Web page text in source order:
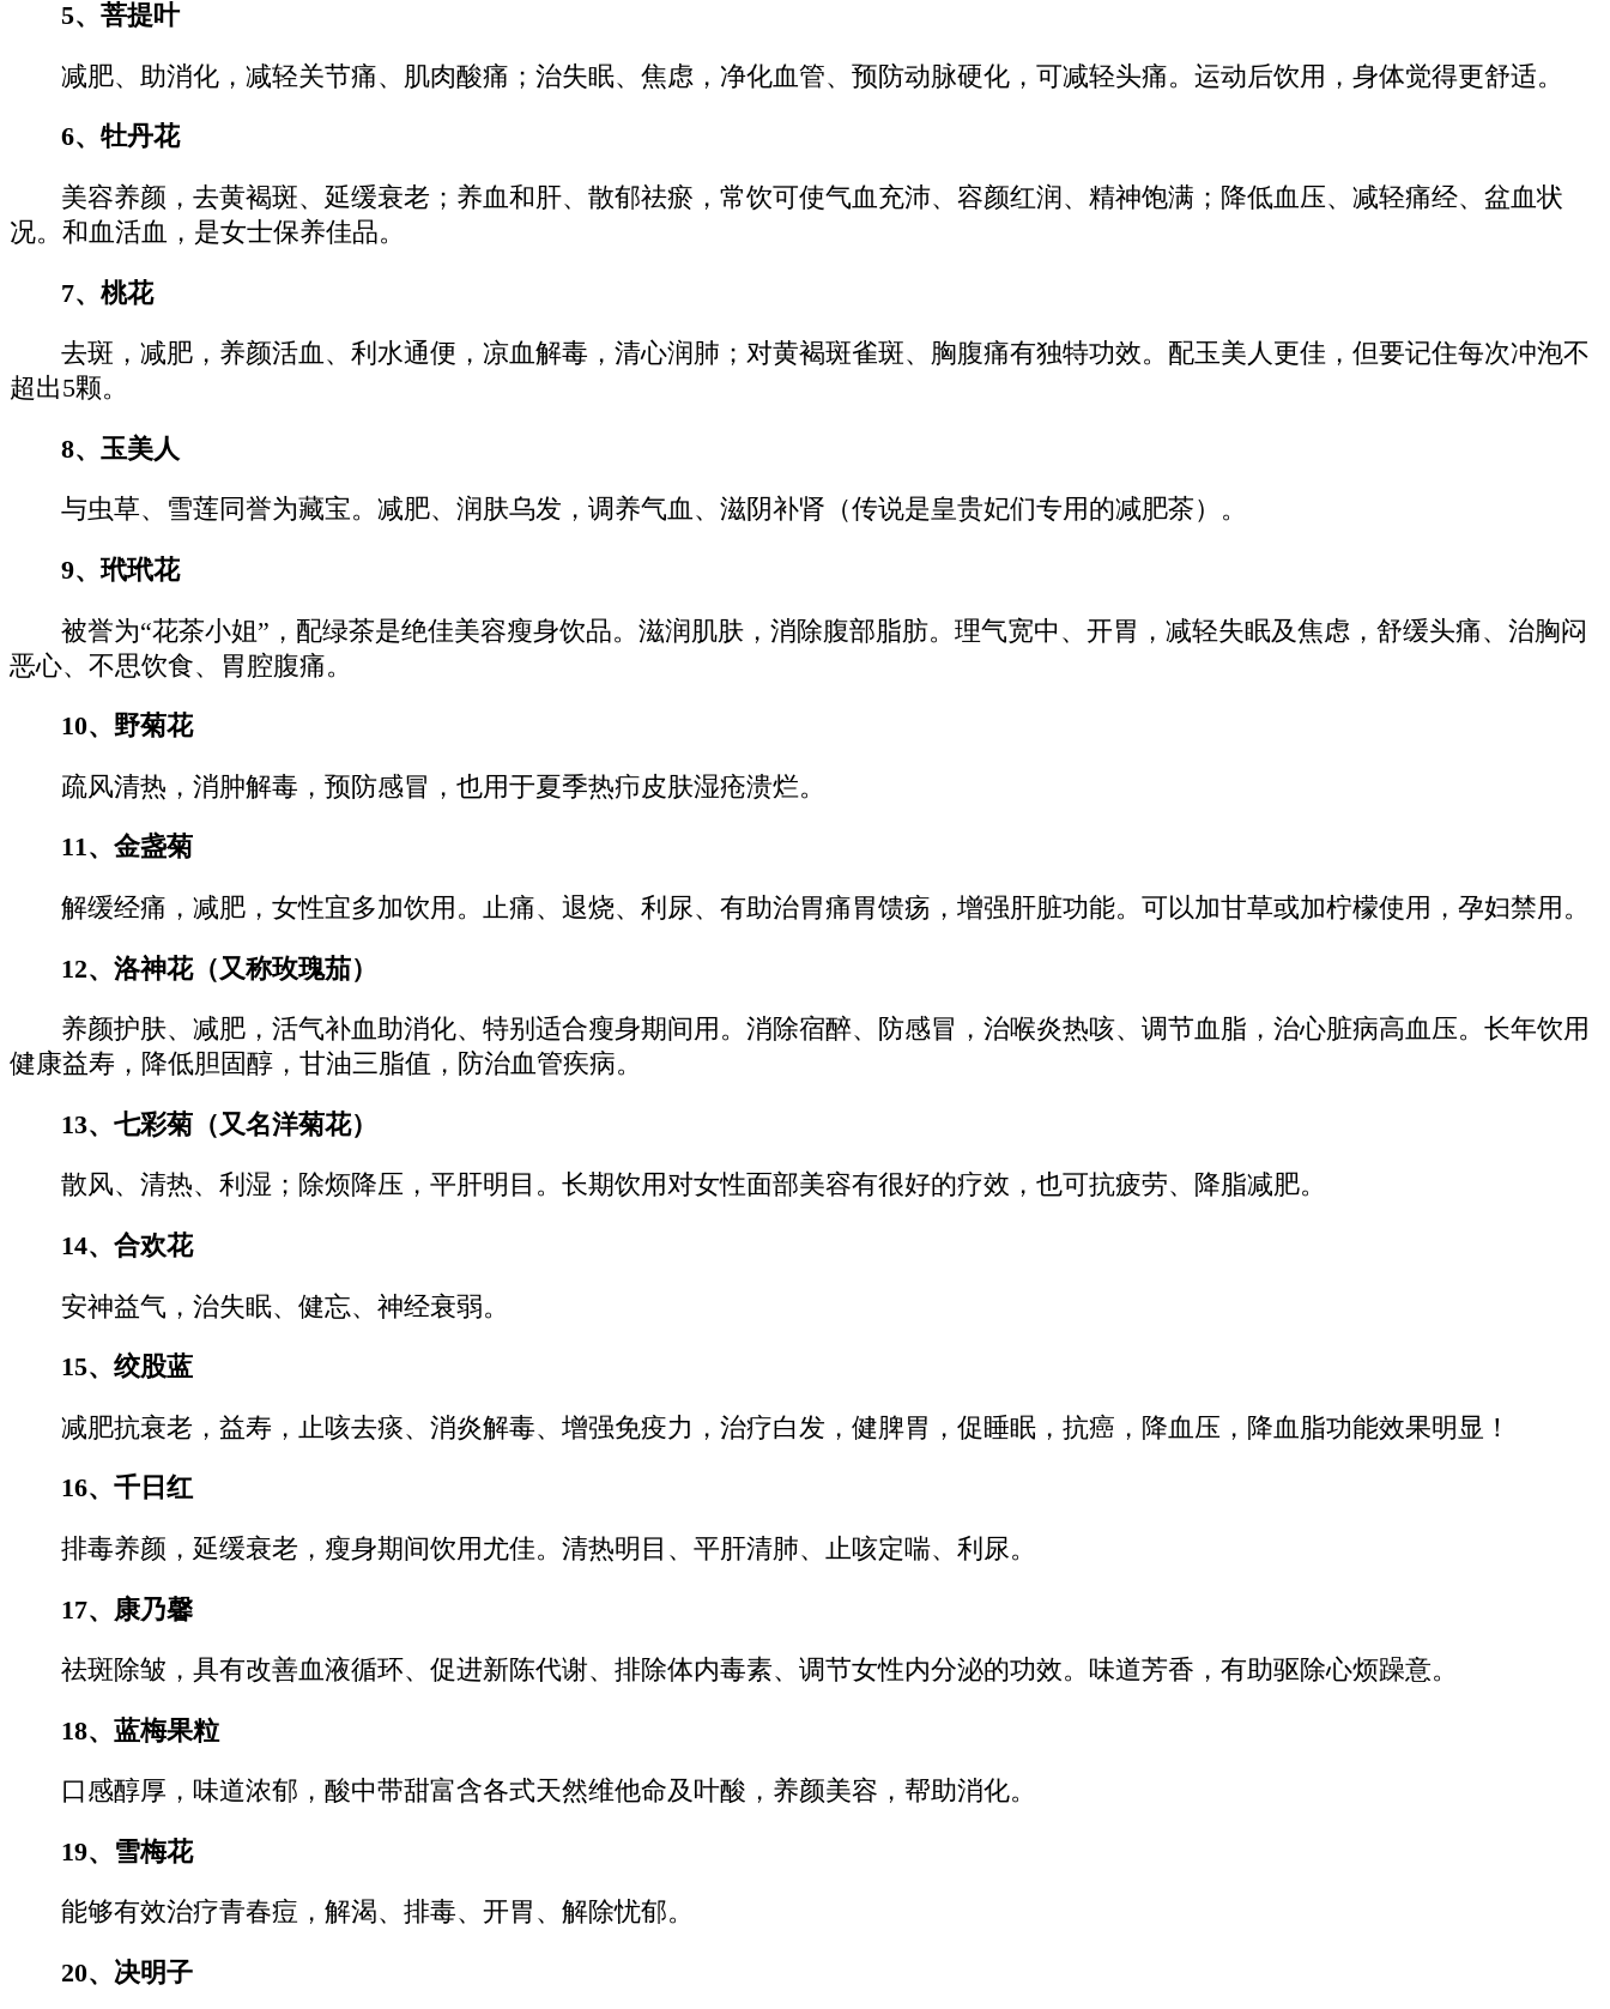
5、菩提叶
减肥、助消化，减轻关节痛、肌肉酸痛；治失眠、焦虑，净化血管、预防动脉硬化，可减轻头痛。运动后饮用，身体觉得更舒适。
6、牡丹花
美容养颜，去黄褐斑、延缓衰老；养血和肝、散郁祛瘀，常饮可使气血充沛、容颜红润、精神饱满；降低血压、减轻痛经、盆血状
况。和血活血，是女士保养佳品。
7、桃花
去斑，减肥，养颜活血、利水通便，凉血解毒，清心润肺；对黄褐斑雀斑、胸腹痛有独特功效。配玉美人更佳，但要记住每次冲泡不
超出5颗。
8、玉美人
与虫草、雪莲同誉为藏宝。减肥、润肤乌发，调养气血、滋阴补肾（传说是皇贵妃们专用的减肥茶）。
9、玳玳花
被誉为“花茶小姐”，配绿茶是绝佳美容瘦身饮品。滋润肌肤，消除腹部脂肪。理气宽中、开胃，减轻失眠及焦虑，舒缓头痛、治胸闷
恶心、不思饮食、胃腔腹痛。
10、野菊花
疏风清热，消肿解毒，预防感冒，也用于夏季热疖皮肤湿疮溃烂。
11、金盏菊
解缓经痛，减肥，女性宜多加饮用。止痛、退烧、利尿、有助治胃痛胃馈疡，增强肝脏功能。可以加甘草或加柠檬使用，孕妇禁用。
12、洛神花（又称玫瑰茄）
养颜护肤、减肥，活气补血助消化、特别适合瘦身期间用。消除宿醉、防感冒，治喉炎热咳、调节血脂，治心脏病高血压。长年饮用
健康益寿，降低胆固醇，甘油三脂值，防治血管疾病。
13、七彩菊（又名洋菊花）
散风、清热、利湿；除烦降压，平肝明目。长期饮用对女性面部美容有很好的疗效，也可抗疲劳、降脂减肥。
14、合欢花
安神益气，治失眠、健忘、神经衰弱。
15、绞股蓝
减肥抗衰老，益寿，止咳去痰、消炎解毒、增强免疫力，治疗白发，健脾胃，促睡眠，抗癌，降血压，降血脂功能效果明显！
16、千日红
排毒养颜，延缓衰老，瘦身期间饮用尤佳。清热明目、平肝清肺、止咳定喘、利尿。
17、康乃馨
祛斑除皱，具有改善血液循环、促进新陈代谢、排除体内毒素、调节女性内分泌的功效。味道芳香，有助驱除心烦躁意。
18、蓝梅果粒
口感醇厚，味道浓郁，酸中带甜富含各式天然维他命及叶酸，养颜美容，帮助消化。
19、雪梅花
能够有效治疗青春痘，解渴、排毒、开胃、解除忧郁。
20、决明子